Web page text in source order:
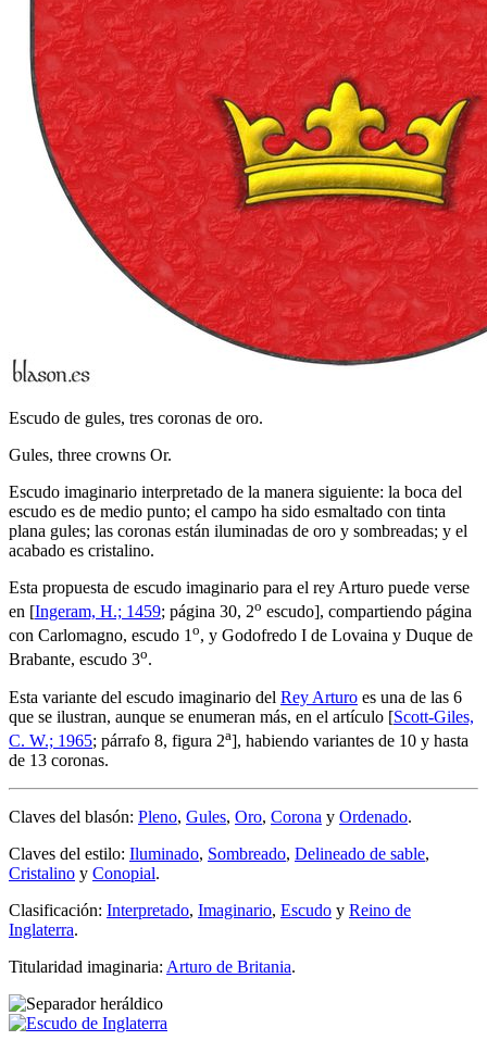
Escudo de gules, tres coronas de oro.
Gules, three crowns Or.
Escudo imaginario interpretado de la manera siguiente: la boca del
escudo es de medio punto; el campo ha sido esmaltado con tinta
plana gules; las coronas están iluminadas de oro y sombreadas; y el
acabado es cristalino.
Esta propuesta de escudo imaginario para el rey Arturo puede verse
en [Ingeram, H.; 1459; página 30, 2o escudo], compartiendo página
con Carlomagno, escudo 1 o, y Godofredo I de Lovaina y Duque de
Brabante, escudo 3o.
Esta variante del escudo imaginario del Rey Arturo es una de las 6
que se ilustran, aunque se enumeran más, en el artículo [Scott-Giles,
C. W.; 1965; párrafo 8, figura 2a], habiendo variantes de 10 y hasta
de 13 coronas.
Claves del blasón: Pleno, Gules, Oro, Corona y Ordenado.
Claves del estilo: Iluminado, Sombreado, Delineado de sable,
Cristalino y Conopial.
Clasificación: Interpretado, Imaginario, Escudo y Reino de
Inglaterra.
Titularidad imaginaria: Arturo de Britania.